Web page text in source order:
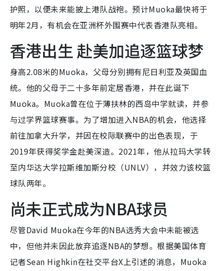
护照，以便未来能披上港队战袍。预计Muoka最快将于
明年2月，有机会在亚洲杯外围赛中代表香港队亮相。
香港出生 赴美加追逐篮球梦
身高2.08米的Muoka，父母分别拥有尼日利亚及英国血
统。他的父母于二十多年前定居香港，并在此诞下
Muoka。Muoka曾在位于薄扶林的西岛中学就读，并参
与过学界篮球赛事。为了增加进入NBA的机会，他选择
前往加拿大升学，并因在校际联赛中的出色表现，于
2019年获得奖学金赴美深造。2021年，他从拉玛大学转
至内华达大学拉斯维加斯分校（UNLV），并效力该校篮
球队两年。
尚未正式成为NBA球员
尽管David Muoka在今年的NBA选秀大会中未能被选
中，但他并未因此放弃追逐NBA的梦想。根据美国体育
记者Sean Highkin在社交平台X上引述的消息，Muoka